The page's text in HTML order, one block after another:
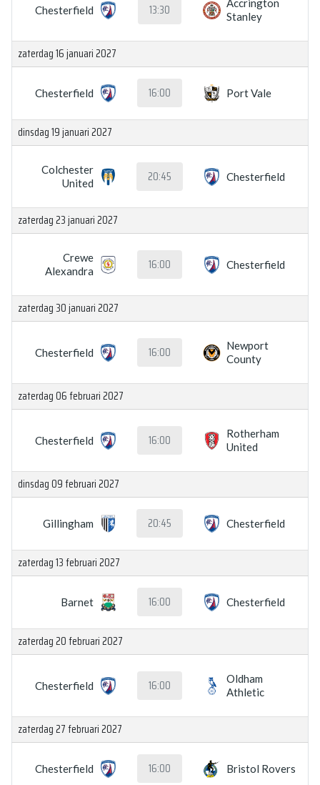
Chesterfield 13:30
Accrington
Stanley
zaterdag 16 januari 2027
Chesterfield 16:00 Port Vale
dinsdag 19 januari 2027
Colchester
United
20:45 Chesterfield
zaterdag 23 januari 2027
Crewe
Alexandra
16:00 Chesterfield
zaterdag 30 januari 2027
Chesterfield 16:00
Newport
County
zaterdag 06 februari 2027
Chesterfield 16:00
Rotherham
United
dinsdag 09 februari 2027
Gillingham 20:45 Chesterfield
zaterdag 13 februari 2027
Barnet 16:00 Chesterfield
zaterdag 20 februari 2027
Chesterfield 16:00
Oldham
Athletic
zaterdag 27 februari 2027
Chesterfield 16:00 Bristol Rovers